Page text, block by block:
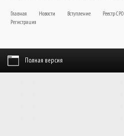
Главная Новости Вступление Реестр СРО
Регистрация
Полная версия